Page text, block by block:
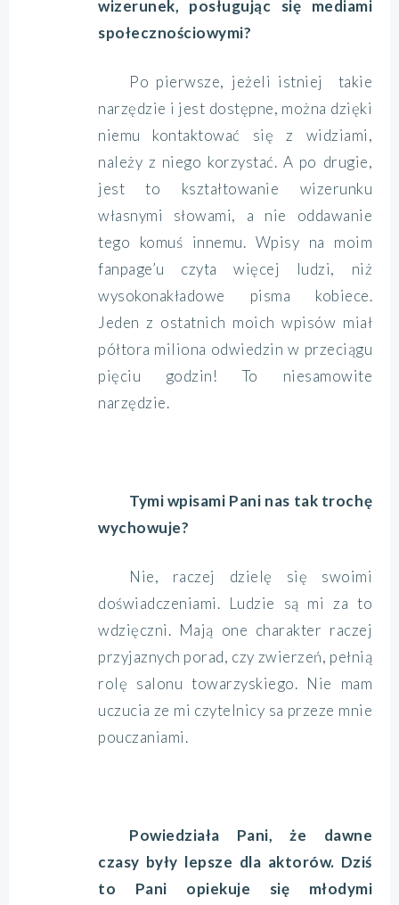
wizerunek, posługując się mediami
społecznościowymi?
Po pierwsze, jeżeli istniej takie
narzędzie i jest dostępne, można dzięki
niemu kontaktować się z widziami,
należy z niego korzystać. A po drugie,
jest to kształtowanie wizerunku
własnymi słowami, a nie oddawanie
tego komuś innemu. Wpisy na moim
fanpage’u czyta więcej ludzi, niż
wysokonakładowe pisma kobiece.
Jeden z ostatnich moich wpisów miał
półtora miliona odwiedzin w przeciągu
pięciu godzin! To niesamowite
narzędzie.
Tymi wpisami Pani nas tak trochę
wychowuje?
Nie, raczej dzielę się swoimi
doświadczeniami. Ludzie są mi za to
wdzięczni. Mają one charakter raczej
przyjaznych porad, czy zwierzeń, pełnią
rolę salonu towarzyskiego. Nie mam
uczucia ze mi czytelnicy sa przeze mnie
pouczaniami.
Powiedziała Pani, że dawne
czasy były lepsze dla aktorów. Dziś
to Pani opiekuje się młodymi